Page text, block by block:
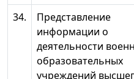
34.
Представление
информации о
деятельности
образовательных
учреждений